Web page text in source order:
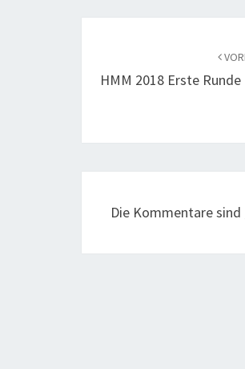
HMM 2018 Erste
Die Kommentare sind